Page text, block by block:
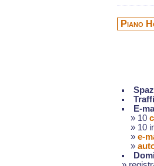
Piano
E-
» 10
» 10
» e-
»